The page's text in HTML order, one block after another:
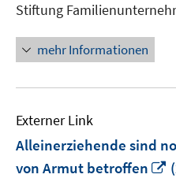
Fenster
öffnen
Stiftung
mehr Informationen
Externer Link
Alleinerziehende sind
von Armut betroffen